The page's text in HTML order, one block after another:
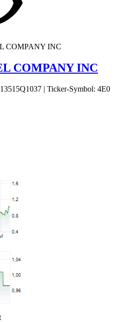
COMPANY INC
| Ticker-Symbol: 4E0